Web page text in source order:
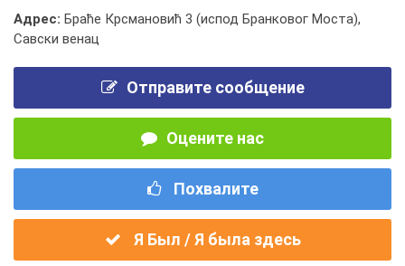
Адрес: Браће Крсмановић 3 (испод Бранковог Моста),
Савски венац
Отправите сообщение
Оцените нас
Похвалите
Я Был / Я была здесь